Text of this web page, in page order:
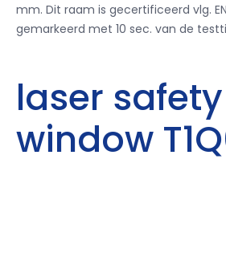
mm. Dit raam is gecertificeerd vlg.
gemarkeerd met 10 sec. van de
laser safety
window